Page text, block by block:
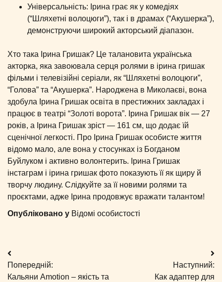
Універсальність: Ірина грає як у комедіях
(“Шляхетні волоцюги”), так і в драмах (“Акушерка”),
демонструючи широкий акторський діапазон.
Хто така Ірина Гришак? Це талановита українська
акторка, яка завоювала серця ролями в ірина гришак
фільми і телевізійні серіали, як “Шляхетні волоцюги”,
“Голова” та “Акушерка”. Народжена в Миколаєві, вона
здобула Ірина Гришак освіта в престижних закладах і
працює в театрі “Золоті ворота”. Ірина Гришак вік — 27
років, а Ірина Гришак зріст — 161 см, що додає їй
сценічної легкості. Про Ірина Гришак особисте життя
відомо мало, але вона у стосунках із Богданом
Буйлуком і активно волонтерить. Ірина Гришак
інстаграм і ірина гришак фото показують її як щиру й
творчу людину. Слідкуйте за її новими ролями та
проєктами, адже Ірина продовжує вражати талантом!
Опубліковано у Відомі особистості
Навігація
записів
Попередній:
Кальяни Amotion – якість та
Наступний:
Как адаптер для